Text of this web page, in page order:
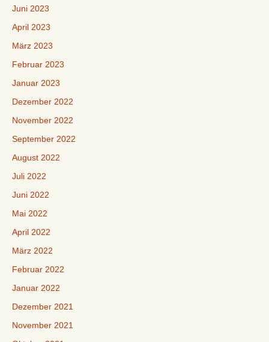
Juni 2023
April 2023
März 2023
Februar 2023
Januar 2023
Dezember 2022
November 2022
September 2022
August 2022
Juli 2022
Juni 2022
Mai 2022
April 2022
März 2022
Februar 2022
Januar 2022
Dezember 2021
November 2021